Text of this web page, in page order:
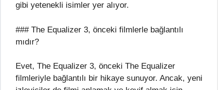
gibi yetenekli isimler yer alıyor.
### The Equalizer 3, önceki filmlerle bağlantılı
mıdır?
Evet, The Equalizer 3, önceki The Equalizer
filmleriyle bağlantılı bir hikaye sunuyor. Ancak, yeni